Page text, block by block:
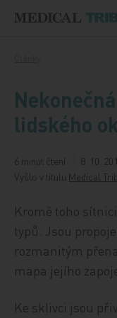
lidského
6 minut čtení 8. 10.
Vyšlo v titulu Medical
Kromě toho
typů. Jsou
rozmanitým
mapa jejího
Ke sklivci jsou